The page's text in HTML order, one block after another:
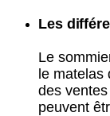
Les
Le
le matelas
des
peuvent